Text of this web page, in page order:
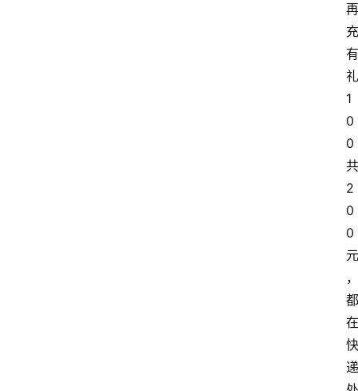
再
充
有
礼
1
0
0
共
2
0
0
元
，
都
在
快
递